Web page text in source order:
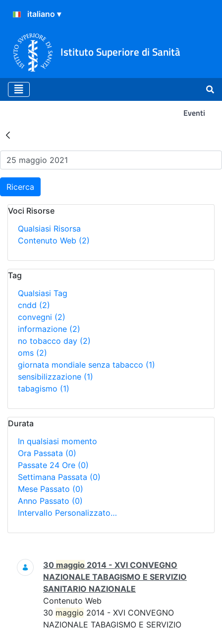
Istituto Superiore di Sanità
Eventi
Risultati della Ricerca -
Ricerca
Voci Risorse
Qualsiasi Risorsa
Contenuto Web (2)
Tag
Qualsiasi Tag
cndd (2)
convegni (2)
informazione (2)
no tobacco day (2)
oms (2)
giornata mondiale senza tabacco (1)
sensibilizzazione (1)
tabagismo (1)
Durata
In qualsiasi momento
Ora Passata (0)
Passate 24 Ore (0)
Settimana Passata (0)
Mese Passato (0)
Anno Passato (0)
Intervallo Personalizzato…
Ricerca
30 maggio 2014 - XVI CONVEGNO
NAZIONALE TABAGISMO E SERVIZIO
SANITARIO NAZIONALE
Contenuto Web
30 maggio 2014 - XVI CONVEGNO
NAZIONALE TABAGISMO E SERVIZIO